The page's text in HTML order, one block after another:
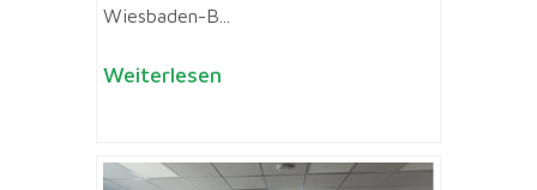
Wiesbaden-B...
Weiterlesen